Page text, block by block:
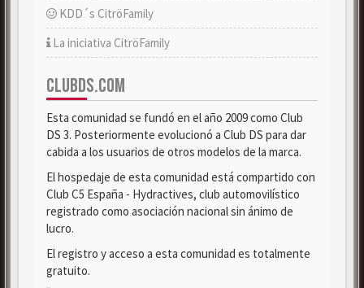
KDD´s CitröFamily
La iniciativa CitröFamily
CLUBDS.COM
Esta comunidad se fundó en el año 2009 como Club
DS 3. Posteriormente evolucionó a Club DS para dar
cabida a los usuarios de otros modelos de la marca.
El hospedaje de esta comunidad está compartido con
Club C5 España - Hydractives, club automovilístico
registrado como asociación nacional sin ánimo de
lucro.
El registro y acceso a esta comunidad es totalmente
gratuito.